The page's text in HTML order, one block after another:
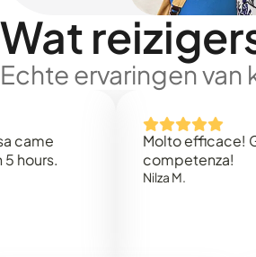
Wat
Echte ervaringen
Molto efficace! Grazie
competenza!